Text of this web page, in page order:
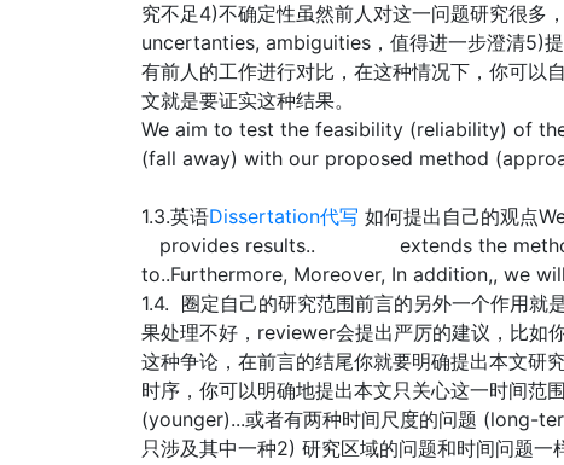
究不足4)不确定性虽然前人对这一问题研究很多
uncertanties, ambiguities，值得进一步澄清5)
有前人的工作进行对比，在这种情况下，你可以
文就是要证实这种结果。
We aim to test the feasibility (reliability) of
(fall away) with our proposed method
1.3.英语Dissertation代写 如何提出自己的观
provides results.. extends the
to..Furthermore, Moreover, In addition,, we
1.4. 圈定自己的研究范围前言的另外一个作用
果处理不好，reviewer会提出严厉的建议，比如
这种争论，在前言的结尾你就要明确提出本文研
时序，你可以明确地提出本文只关心这一时间
(younger)...或者有两种时间尺度的问题 (long-
只涉及其中一种2) 研究区域的问题和时间问题